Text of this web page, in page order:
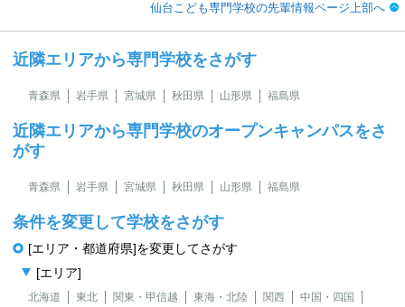
仙台こども専門学校の先輩情報ページ上部へ
近隣エリアから専門学校をさがす
青森県 岩手県 宮城県 秋田県 山形県 福島県
近隣エリアから専門学校のオープンキャンパスをさ
がす
青森県 岩手県 宮城県 秋田県 山形県 福島県
条件を変更して学校をさがす
[エリア・都道府県]を変更してさがす
[エリア]
北海道 東北 関東・甲信越 東海・北陸 関西
中国・四国